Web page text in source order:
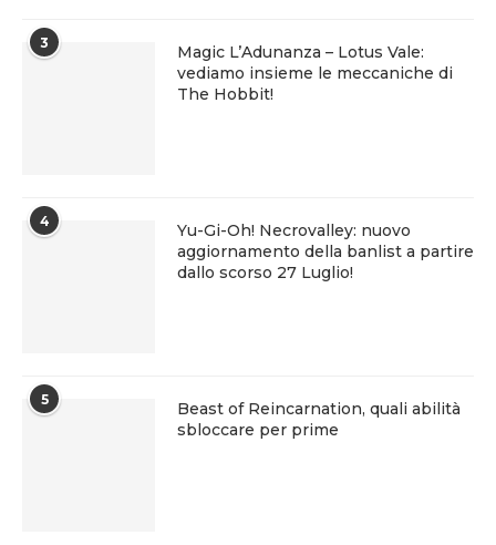
3
Magic L’Adunanza – Lotus Vale:
vediamo insieme le meccaniche di
The Hobbit!
4
Yu-Gi-Oh! Necrovalley: nuovo
aggiornamento della banlist a partire
dallo scorso 27 Luglio!
5
Beast of Reincarnation, quali abilità
sbloccare per prime